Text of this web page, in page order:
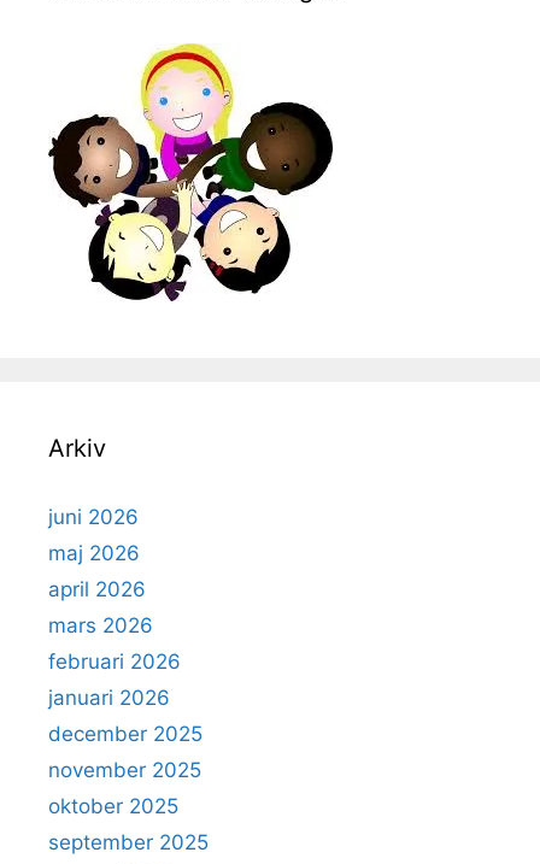
Arkiv
juni 2026
maj 2026
april 2026
mars 2026
februari 2026
januari 2026
december 2025
november 2025
oktober 2025
september 2025